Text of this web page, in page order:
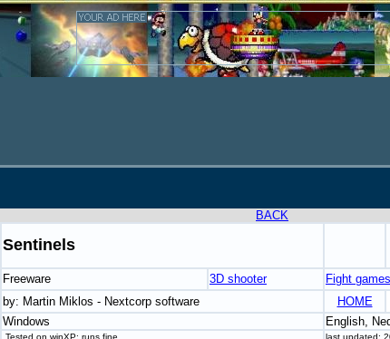
BACK
Sentinels
Freeware 3D shooter
Fight games
by: Martin Miklos - Nextcorp software
HOME
Windows
English,
Tested on winXP: runs fine last updated: